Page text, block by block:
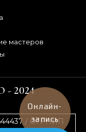
мастеров
- 2024
/ ОГРНИП
Онлайн-
запись